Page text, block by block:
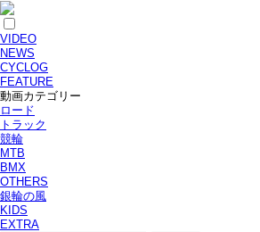
VIDEO
NEWS
CYCLOG
FEATURE
動画カテゴリー
ロード
トラック
競輪
MTB
BMX
OTHERS
銀輪の風
KIDS
EXTRA